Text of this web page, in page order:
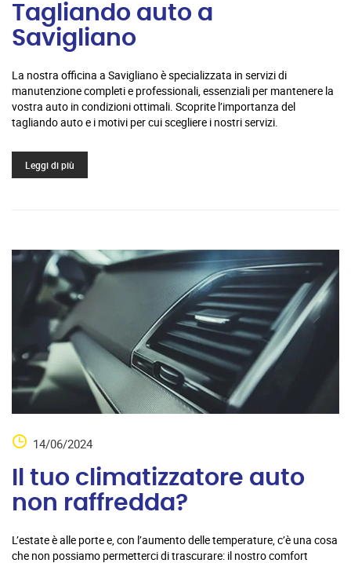
Tagliando auto a
Savigliano
La nostra officina a Savigliano è specializzata in servizi di
manutenzione completi e professionali, essenziali per mantenere la
vostra auto in condizioni ottimali. Scoprite l’importanza del
tagliando auto e i motivi per cui scegliere i nostri servizi.
Leggi di più
14/06/2024
Il tuo climatizzatore auto
non raffredda?
L’estate è alle porte e, con l’aumento delle temperature, c’è una cosa
che non possiamo permetterci di trascurare: il nostro comfort